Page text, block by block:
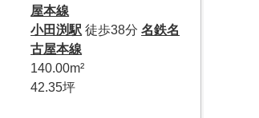
屋本線
小田渕駅 徒歩38分名鉄名
古屋本線
140.00m²
42.35坪